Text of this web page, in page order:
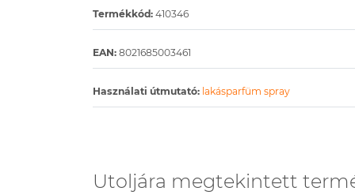
Termékkód: 410346
EAN: 8021685003461
Használati útmutató: lakásparfüm spray
Utoljára megtekintett